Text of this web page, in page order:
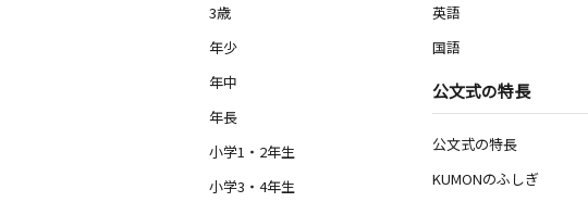
3歳
年少
年中
年長
小学1・2年生
小学3・4年生
英語
国語
公文式の特長
公文式の特長
KUMONのふしぎ